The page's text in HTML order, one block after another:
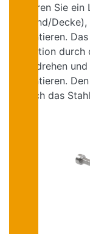
Bohren Sie
(Wand/
montieren.
Position
reindrehen
montieren.
durch das